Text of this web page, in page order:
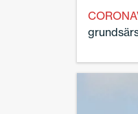
under de
innebär.